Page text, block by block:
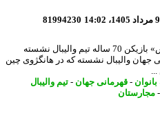
81994230
به گزارش روزپلاس، «اِوا سابونه سیپوش» بازیکن 70 ساله تیم والیبال نشسته
والیبال نشسته که در هانگژوی چین
- قهرمانی جهان-تیم والیبال